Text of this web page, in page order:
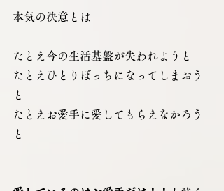
本気の決意とは
たとえ今の生活基盤が失われようと
たとえひとりぼっちになってしまおう
と
たとえお愛手に愛してもらえなかろう
と